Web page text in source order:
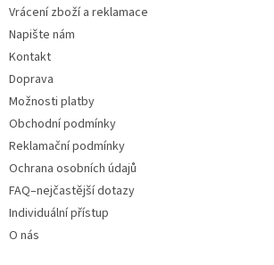
Vrácení zboží a reklamace
Napište nám
Kontakt
Doprava
Možnosti platby
Obchodní podmínky
Reklamační podmínky
Ochrana osobních údajů
FAQ–nejčastější dotazy
Individuální přístup
O nás